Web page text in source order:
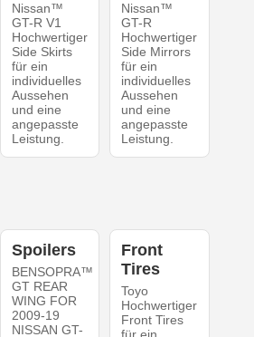
Nissan™
GT-R V1
Hochwertiger
Side Skirts
für ein
individuelles
Aussehen
und eine
angepasste
Leistung.
Nissan™
GT-R
Hochwertiger
Side Mirrors
für ein
individuelles
Aussehen
und eine
angepasste
Leistung.
Spoilers
BENSOPRA™
GT REAR
WING FOR
2009-19
NISSAN GT-
Front
Tires
Toyo
Hochwertiger
Front Tires